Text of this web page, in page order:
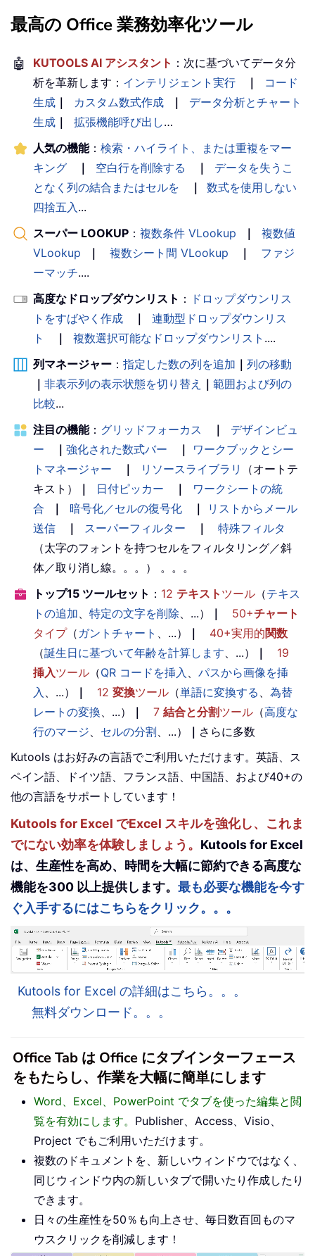
最高の Office 業務効率化ツール
🤖 KUTOOLS AI アシスタント ：次に基づいてデータ分
析を革新します： インテリジェント実行 ｜
コード
生成 ｜ カスタム数式作成 ｜
データ分析とチャート
生成 ｜ 拡張機能呼び出し…
人気の機能： 検索・ハイライト、または重複をマー
キング
｜ 空白行を削除する ｜
データを失うこ
となく列の結合またはセルを
｜
数式を使用しない
四捨五入 ...
スーパー LOOKUP ： 複数条件 VLookup ｜
複数値
VLookup
｜ 複数シート間 VLookup ｜
ファジ
ーマッチ....
高度なドロップダウンリスト ： ドロップダウンリス
トをすばやく作成
｜
連動型ドロップダウンリス
ト
｜ 複数選択可能なドロップダウンリスト ....
列マネージャー ： 指定した数の列を追加 ｜ 列の移動
｜ 非表示列の表示状態を切り替え ｜ 範囲および列の
比較...
注目の機能： グリッドフォーカス ｜
デザインビュ
ー
｜ 強化された数式バー ｜
ワークブックとシー
トマネージャー
｜ リソースライブラリ
（オートテ
キスト）
｜ 日付ピッカー ｜
ワークシートの統
合
｜ 暗号化／セルの復号化 ｜
リストからメール
送信
｜ スーパーフィルター ｜
特殊フィルタ
（太字のフォントを持つセルをフィルタリング／斜
体／取り消し線。。。） 。。。
トップ15 ツールセット ： 12 テキスト ツール （テキス
トの追加
特定の文字を削除 、...） ｜ 50+チャート
タイプ（ ガントチャート 、...） ｜ 40+実用的関数
（誕生日に基づいて年齢を計算します 、...） ｜
19
挿入ツール （QR コードを挿入
パスから画像を挿
入
、...） ｜ 12 変換ツール （単語に変換する
為替
レートの変換 、...） ｜ 7 結合と分割ツール （高度な
行のマージ
セルの分割 、...） ｜ さらに多数
Kutools はお好みの言語でご利用いただけます。英語、ス
ペイン語、ドイツ語、フランス語、中国語、および40+の
他の言語をサポートしています！
Kutools for Excel でExcel スキルを強化し、これま
でにない効率を体験しましょう。 Kutools for Excel
は、生産性を高め、時間を大幅に節約できる高度な
機能を300 以上提供します。 最も必要な機能を今す
ぐ入手するにはこちらをクリック。。。
Kutools for Excel の詳細はこちら。。。
無料ダウンロード。。。
Office Tab は Office にタブインターフェース
をもたらし、作業を大幅に簡単にします
Word、Excel、PowerPoint でタブを使った編集と閲
覧を有効にします。 Publisher、Access、Visio、
Project でもご利用いただけます。
複数のドキュメントを、新しいウィンドウではなく、
同じウィンドウ内の新しいタブで開いたり作成したり
できます。
日々の生産性を50％も向上させ、毎日数百回ものマ
ウスクリックを削減します！